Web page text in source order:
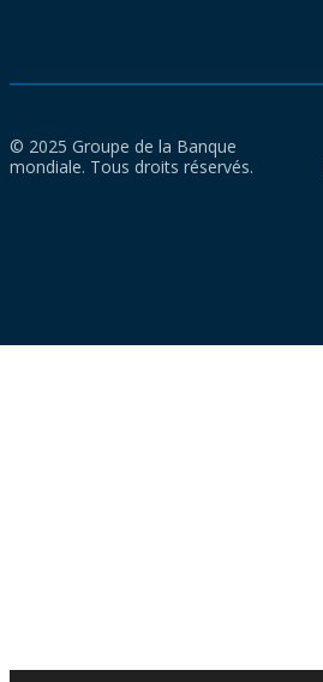
© 2025 Groupe de la Banque
mondiale. Tous droits réservés.